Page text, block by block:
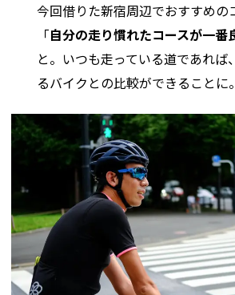
今回借りた新宿周辺でおすすめの
「自分の走り慣れたコースが一番
と。いつも走っている道であれば
るバイクとの比較ができることに。